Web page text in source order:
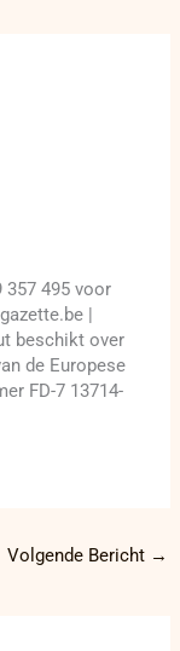
357 495 voor
|
beschikt over
de Europese
FD-7 13714-
Volgende Bericht →